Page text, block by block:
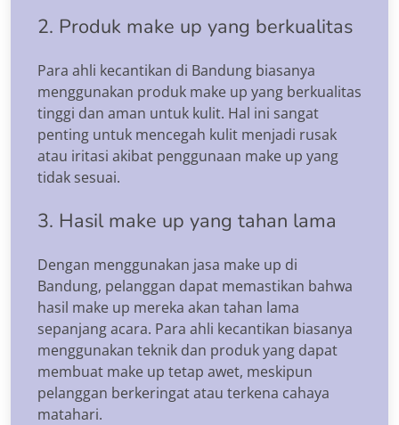
2. Produk make up yang berkualitas
Para ahli kecantikan di Bandung biasanya
menggunakan produk make up yang berkualitas
tinggi dan aman untuk kulit. Hal ini sangat
penting untuk mencegah kulit menjadi rusak
atau iritasi akibat penggunaan make up yang
tidak sesuai.
3. Hasil make up yang tahan lama
Dengan menggunakan jasa make up di
Bandung, pelanggan dapat memastikan bahwa
hasil make up mereka akan tahan lama
sepanjang acara. Para ahli kecantikan biasanya
menggunakan teknik dan produk yang dapat
membuat make up tetap awet, meskipun
pelanggan berkeringat atau terkena cahaya
matahari.